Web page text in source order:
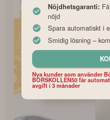
Nöjdhetsgaranti:
nöjd
Spara automatiskt i
Smidig lösning –
Nya kunder som använder
BORSKOLLEN50 får
avgift i 3 månader